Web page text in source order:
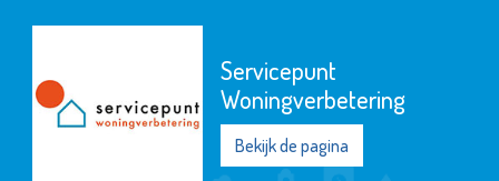
Servicepunt
Woningverbetering
Bekijk de pagina